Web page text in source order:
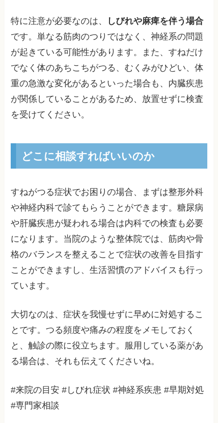
特に注意が必要なのは、
しびれや麻痺を伴う場合
です。単なる筋肉のつりではなく、神経系の問題
が起きている可能性があります。また、すねだけ
でなく体のあちこちがつる、むくみがひどい、体
重の急激な変化があるといった場合も、内臓疾患
が関係していることがあるため、放置せずに検査
を受けてください。
どこに相談すればいいのか
すねがつる症状でお困りの場合、まずは整形外科
や神経内科で診てもらうことができます。糖尿病
や肝臓疾患が疑われる場合は内科での検査も必要
になります。当院のような整体院では、筋肉や骨
格のバランスを整えることで症状の改善を目指す
ことができますし、生活習慣のアドバイスも行っ
ています。
大切なのは、症状を我慢せずに早めに対処するこ
とです。つる頻度や痛みの程度をメモしておく
と、触診の際に役立ちます。服用している薬があ
る場合は、それも伝えてくださいね。
#来院の目安 #しびれ症状 #神経系疾患 #早期対処
#専門家相談